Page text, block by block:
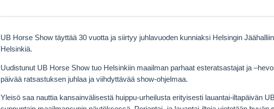
UB Horse Show täyttää 30 vuotta ja siirtyy juhlavuoden kunniaksi Helsingin
Helsinkiä.
Uudistunut UB Horse Show tuo Helsinkiin maailman parhaat esteratsastajat ja
päivää ratsastuksen juhlaa ja viihdyttävää show-ohjelmaa.
Yleisö saa nauttia kansainvälisestä huippu-urheilusta erityisesti lauantai-iltapäivän